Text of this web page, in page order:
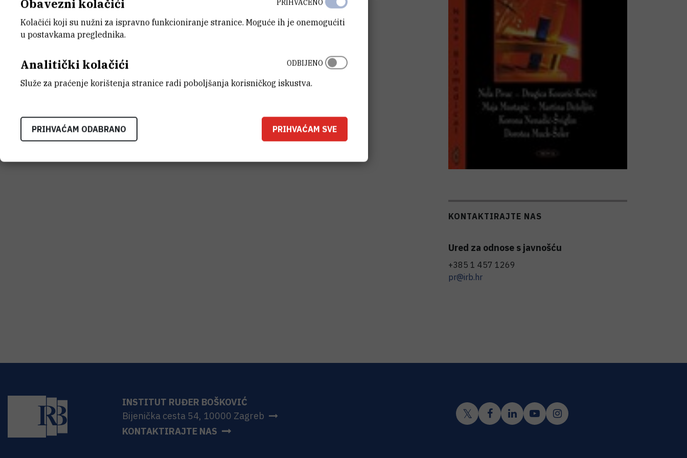
posebnu knjigu.
KONTAKTIRAJTE NAS
Ured za odnose s javnošću
+385 1 457 1269
pr@irb.hr
INSTITUT RUĐER BOŠKOVIĆ
Bijenička cesta 54, 10000 Zagreb
KONTAKTIRAJTE NAS
Obavezni kolačići
Kolačići koji su nužni za ispravno funkcioniranje stranice. Moguće ih je onemogućiti
u postavkama preglednika.
PRIHVAĆENO
Analitički kolačići
Služe za praćenje korištenja stranice radi poboljšanja korisničkog iskustva.
ODBIJENO
PRIHVAĆAM ODABRANO PRIHVAĆAM SVE